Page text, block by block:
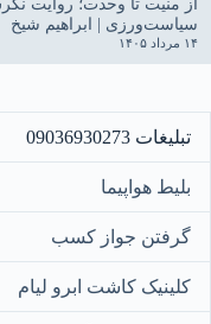
سیاست‌ورزی | ابراهیم شیخ
۱۴ مرداد ۱۴۰۵
تبلیغات 09036930273
بلیط هواپیما
گرفتن جواز کسب
کلینیک کاشت ابرو لیام